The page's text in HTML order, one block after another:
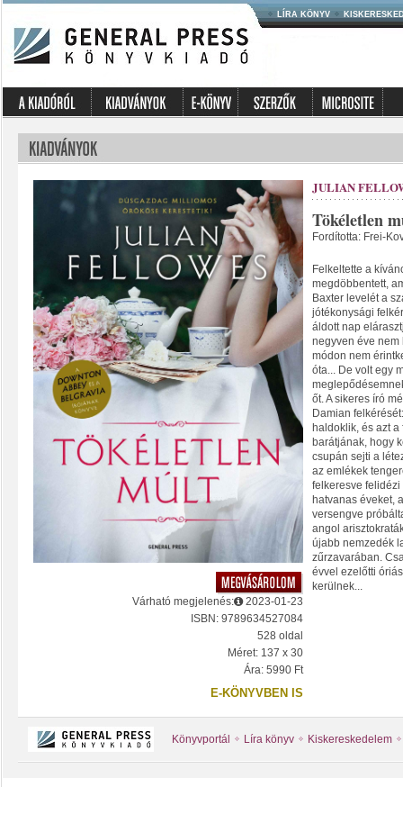
LÍRA KÖNYV
Várható megjelenés:
2023-01-23
ISBN: 9789634527084
528 oldal
Méret: 137 x 30
Ára: 5990 Ft
E-KÖNYVBEN IS
JULIAN
Tökéletlen
Fordította: Frei-
Felkeltette a
megdöbbentett,
Baxter levelét a
jótékonysági
áldott nap
negyven éve nem
módon nem
óta... De volt egy
őt. A sikeres író
Damian
haldoklik, és azt
barátjának, hogy
csupán sejti a
az emlékek
felkeresve
hatvanas éveket,
versengve
angol
újabb nemzedék
zűrzavarában.
évvel ezelőtti
kerülnek...
Könyvportál Líra könyv Kiskereskedelem